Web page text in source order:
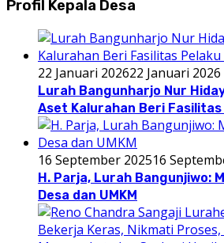
Profil Kepala Desa
22 Januari 202622 Januari 2026
Lurah Bangunharjo Nur
Aset Kalurahan Beri Fasilitas
16 September 202516
H. Parja, Lurah Bangunjiwo:
Desa dan UMKM